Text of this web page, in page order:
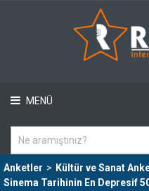
MENÜ
Anketler > Kültür ve Sanat
Sinema Tarihinin En Depresif